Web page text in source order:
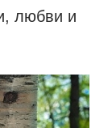
любви и